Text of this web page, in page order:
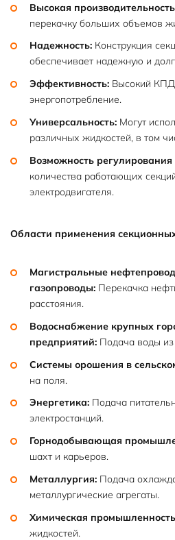
Высокая
перекачку больших объемов
Надежность: Конструкция
обеспечивает надежную и
Эффективность: Высокий КПД
энергопотребление.
Универсальность: Могут
различных жидкостей, в том
Возможность
количества работающих
электродвигателя.
Области применения
Магистральные
газопроводы: Перекачка
расстояния.
Водоснабжение крупных
предприятий: Подача воды из
Системы орошения в
на поля.
Энергетика: Подача
электростанций.
Горнодобывающая
шахт и карьеров.
Металлургия: Подача
металлургические агрегаты.
Химическая
жидкостей.